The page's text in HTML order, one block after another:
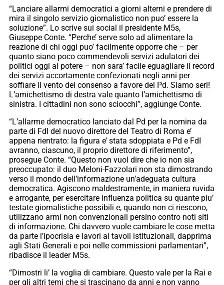
“Lanciare allarmi democratici a giorni alterni e prendere di
mira il singolo servizio giornalistico non puo’ essere la
soluzione”. Lo scrive sui social il presidente M5s,
Giuseppe Conte. “Perche’ serve solo ad alimentare la
reazione di chi oggi puo’ facilmente opporre che – per
quanto siano poco commendevoli servizi adulatori dei
politici oggi al potere – non sara’ facile eguagliare il record
dei servizi accortamente confezionati negli anni per
soffiare il vento del consenso a favore del Pd. Siamo seri!
L’amichettismo di destra vale quanto l’amichettismo di
sinistra. I cittadini non sono sciocchi”, aggiunge Conte.
“L’allarme democratico lanciato dal Pd per la nomina da
parte di FdI del nuovo direttore del Teatro di Roma e’
appena rientrato: la figura e’ stata sdoppiata e Pd e FdI
avranno, ciascuno, il proprio direttore di riferimento”,
prosegue Conte. “Questo non vuol dire che io non sia
preoccupato: il duo Meloni-Fazzolari non sta dimostrando
verso il mondo dell’informazione un’adeguata cultura
democratica. Agiscono maldestramente, in maniera ruvida
e arrogante, per esercitare influenza politica su quante piu’
testate giornalistiche possibili e, quando non ci riescono,
utilizzano armi non convenzionali persino contro noti siti
di informazione. Chi davvero vuole cambiare le cose metta
da parte l’ipocrisia e lavori ai tavoli istituzionali, dapprima
agli Stati Generali e poi nelle commissioni parlamentari”,
ribadisce il leader M5s.
“Dimostri li’ la voglia di cambiare. Questo vale per la Rai e
per gli altri temi che si trascinano da anni e non vanno